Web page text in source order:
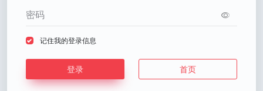
记住我的登录信息
登录 首页